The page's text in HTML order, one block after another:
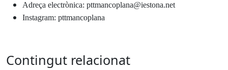
Adreça electrònica: pttmancoplana@iestona.net
Instagram: pttmancoplana
Contingut relacionat